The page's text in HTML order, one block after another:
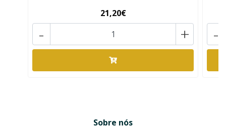
21,20€
+
- -
Sobre nós